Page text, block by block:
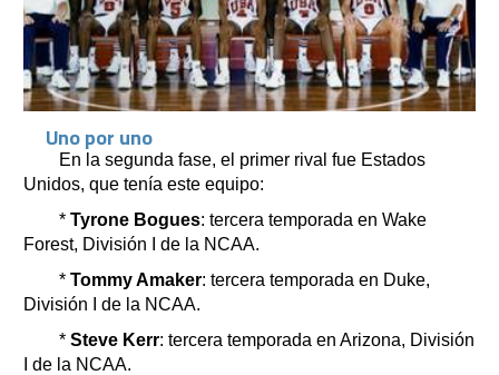
Uno por uno
En la segunda fase, el primer rival fue Estados
Unidos, que tenía este equipo:
* Tyrone Bogues: tercera temporada en Wake
Forest, División I de la NCAA.
* Tommy Amaker: tercera temporada en Duke,
División I de la NCAA.
* Steve Kerr: tercera temporada en Arizona, División
I de la NCAA.